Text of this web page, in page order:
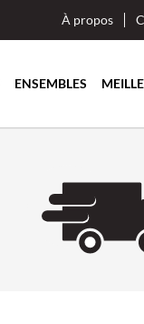
À propos
ENSEMBLES